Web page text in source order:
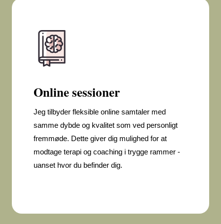
Online sessioner
Jeg tilbyder fleksible online samtaler med
samme dybde og kvalitet som ved personligt
fremmøde. Dette giver dig mulighed for at
modtage terapi og coaching i trygge rammer -
uanset hvor du befinder dig.